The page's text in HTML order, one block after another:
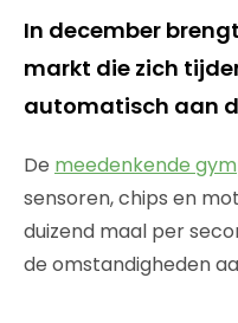
In december
markt die zich
automatisch aan
De meedenkende
sensoren, chips en
duizend maal per
de omstandigheden